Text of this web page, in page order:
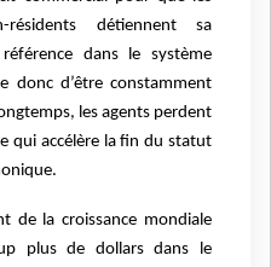
résidents détiennent sa
dans le système
donc d’être constamment
les agents perdent
qui accélère la fin du statut
de la croissance mondiale
plus de dollars dans le